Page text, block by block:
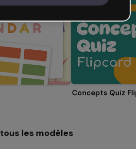
Concepts Quiz
les modèles